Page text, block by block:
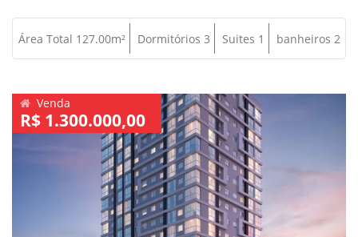
Área Total 127.00m² Dormitórios 3 Suites 1 banheiros 2
Venda
R$ 1.300.000,00